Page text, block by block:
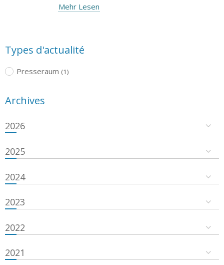
Mehr Lesen
Types d'actualité
Presseraum (1)
Archives
2026
2025
2024
2023
2022
2021